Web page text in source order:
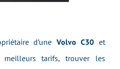
d’une Volvo C30 et
meilleurs tarifs, trouver les